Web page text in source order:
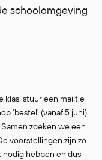
schoolomgeving
klas, stuur een mailtje
'bestel' (vanaf 5 juni).
zoeken we een
voorstellingen zijn zo
hebben en dus